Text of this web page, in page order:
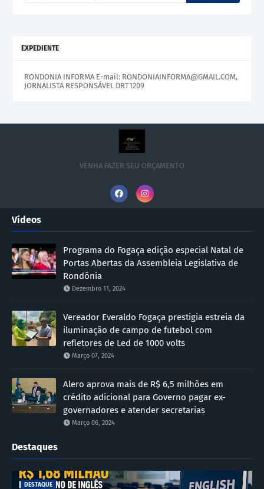
EXPEDIENTE
RONDONIA INFORMA E-mail: RONDONIAINFORMA@GMAIL.COM,
JORNALISTA RESPONSÁVEL DRT1209
VENHA FAZER SEU ORÇAMENTO
Vídeos
Programa do Fogaça edição especial Natal de
Portas Abertas da Assembleia Legislativa de
Rondônia
Dezembro 11, 2024
Vereador Everaldo Fogaça prestigia estreia da
iluminação de campo de futebol com
refletores de Led de 1000 volts
Março 07, 2024
Alero aprova mais de R$ 6,5 milhões em
crédito adicional para Governo pagar ex-
governadores e atender secretarias
Março 06, 2024
Destaques
DESTAQUE